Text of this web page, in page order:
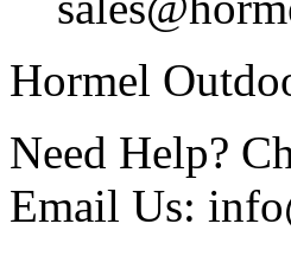
Hormel
Need Help?
Email Us: